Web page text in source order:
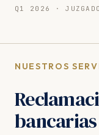
Q1 2026 ·
NUESTROS